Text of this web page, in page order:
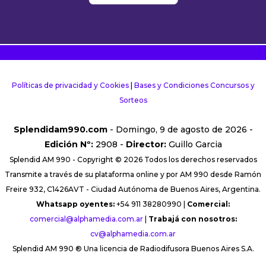
Políticas de privacidad y Cookies| Bases y Condiciones Concursos y
Sorteos
Splendidam990.com- Domingo, 9 de agosto de 2026 -
Edición Nº:2908 - Director:Guillo Garcia
Splendid AM 990 - Copyright © 2026 Todos los derechos reservados
Transmite a través de su plataforma online y por AM 990 desde Ramón
Freire 932, C1426AVT - Ciudad Autónoma de Buenos Aires, Argentina.
Whatsapp oyentes: +54 911 38280990 | Comercial:
comercial@alphamedia.com.ar| Trabajá con nosotros:
cv@alphamedia.com.ar
Splendid AM 990 ® Una licencia de Radiodifusora Buenos Aires S.A.